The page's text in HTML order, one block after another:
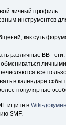
личный профиль.
инструментов
как суть
различные BB-теги.
обмениваться
все
в календаре
популярные
ищите вWiki-
SMF.